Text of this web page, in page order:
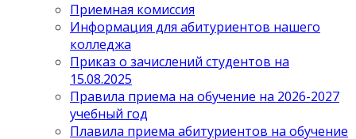
Приемная комиссия
Информация для абитуриентов нашего
колледжа
Приказ о зачислений студентов на
15.08.2025
Правила приема на обучение на 2026-2027
учебный год
Плавила приема абитуриентов на обучение